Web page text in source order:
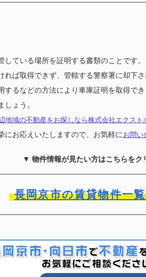
ている場所を証明する書類のことです。
れば取得できず、管轄する警察署に却下さ
するなどの方法により車庫証明を取得で
しょう。
地域の不動産をお探しなら株式会社エクスト
にお応えいたしますので、お気軽にお問い
▼ 物件情報が見たい方はこちらをク
長岡京市の賃貸物件一